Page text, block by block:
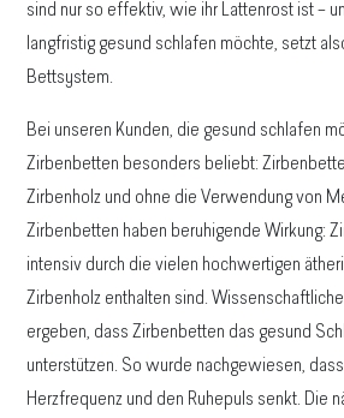
sind nur so effektiv, wie ihr Lattenrost ist –
langfristig gesund schlafen möchte, setzt
Bettsystem.
Bei unseren Kunden, die gesund schlafen
Zirbenbetten besonders beliebt:
Zirbenholz und ohne die Verwendung von
Zirbenbetten haben beruhigende Wirkung:
intensiv durch die vielen hochwertigen
Zirbenholz enthalten sind.
ergeben, dass Zirbenbetten das gesund
unterstützen. So wurde nachgewiesen,
Herzfrequenz und den Ruhepuls senkt. Die